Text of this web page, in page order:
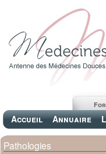
Accueil Annuaire
Pathologies